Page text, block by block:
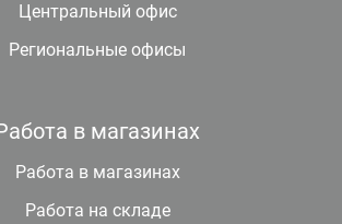
Центральный офис
Региональные офисы
в магазинах
Работа в магазинах
Работа на складе